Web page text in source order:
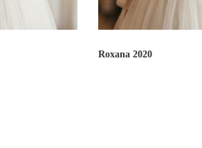
Roxana 2020